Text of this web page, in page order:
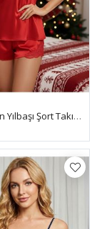
Kırmızı Saten Yılbaşı Şort Takımı